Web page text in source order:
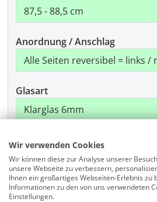
Anordnung / Anschlag
Glasart
Griffart
Beschlagfarbe
Wir verwenden Cookies
Wir können diese zur Analyse unserer
unsere Webseite zu verbessern,
Ihnen ein großartiges Webseiten-Erlebnis zu
Informationen zu den von uns verwendeten
Einstellungen.